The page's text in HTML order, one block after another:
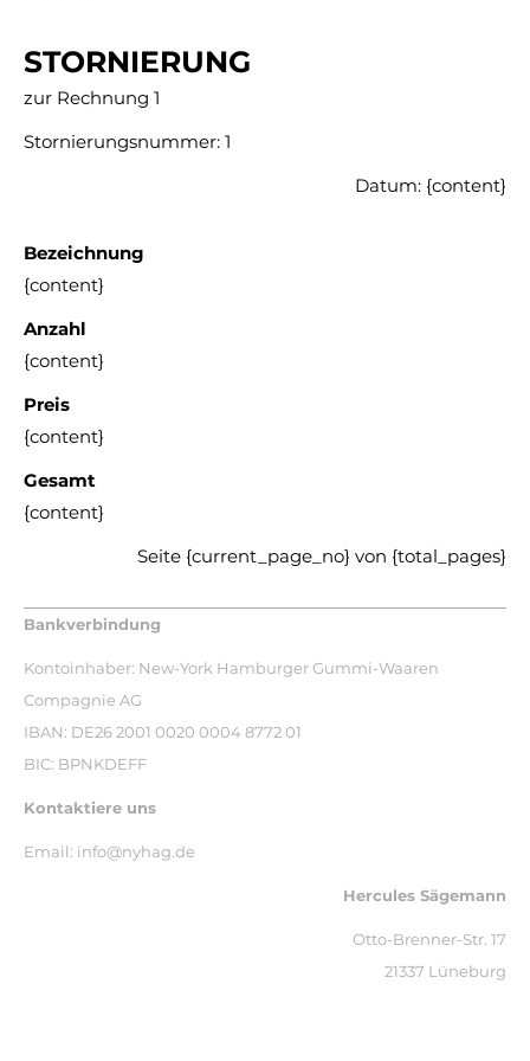
STORNIERUNG
zur Rechnung 1
Stornierungsnummer: 1
Datum: {content}
Bezeichnung
{content}
Anzahl
{content}
Preis
{content}
Gesamt
{content}
Seite {current_page_no} von {total_pages}
Bankverbindung
Kontoinhaber: New-York Hamburger Gummi-Waaren
Compagnie AG
IBAN: DE26 2001 0020 0004 8772 01
BIC: BPNKDEFF
Kontaktiere uns
Email: info@nyhag.de
Hercules Sägemann
Otto-Brenner-Str. 17
21337 Lüneburg